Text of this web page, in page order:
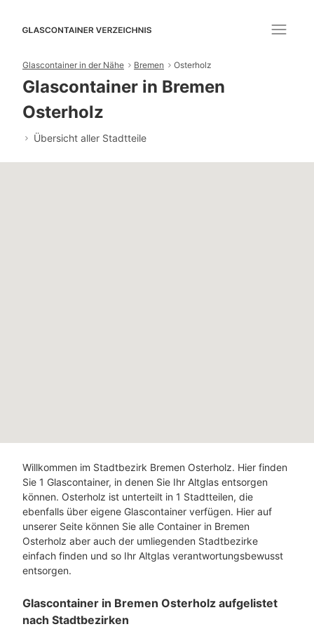
Glascontainer in der Nähe Bremen Osterholz
Glascontainer in Bremen
Osterholz
Übersicht aller Stadtteile
Willkommen im Stadtbezirk Bremen Osterholz. Hier finden
Sie 1 Glascontainer, in denen Sie Ihr Altglas entsorgen
können. Osterholz ist unterteilt in 1 Stadtteilen, die
ebenfalls über eigene Glascontainer verfügen. Hier auf
unserer Seite können Sie alle Container in Bremen
Osterholz aber auch der umliegenden Stadtbezirke
einfach finden und so Ihr Altglas verantwortungsbewusst
entsorgen.
Glascontainer in Bremen Osterholz aufgelistet
nach Stadtbezirken